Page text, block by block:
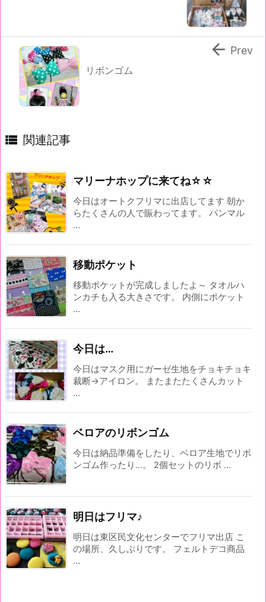
リボンゴム
 Prev
 関連記事
マリーナホップに来てね☆☆
今日はオートクフリマに出店してます 朝か
らたくさんの人で賑わってます。 パンマル
...
移動ポケット
移動ポケットが完成しましたよ～ タオルハ
ンカチも入る大きさです。 内側にポケット
...
今日は…
今日はマスク用にガーゼ生地をチョキチョキ
裁断→アイロン。 またまたたくさんカット
...
ベロアのリボンゴム
今日は納品準備をしたり、ベロア生地でリボ
ンゴム作ったり...。 2個セットのリボ ...
明日はフリマ♪
明日は東区民文化センターでフリマ出店 こ
の場所、久しぶりです。 フェルトデコ商品
...